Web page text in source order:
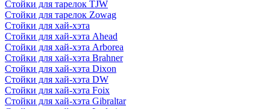
Стойки для тарелок TJW
Стойки для тарелок Zowag
Стойки для хай-хэта
Стойки для хай-хэта Ahead
Стойки для хай-хэта Arborea
Стойки для хай-хэта Brahner
Стойки для хай-хэта Dixon
Стойки для хай-хэта DW
Стойки для хай-хэта Foix
Стойки для хай-хэта Gibraltar